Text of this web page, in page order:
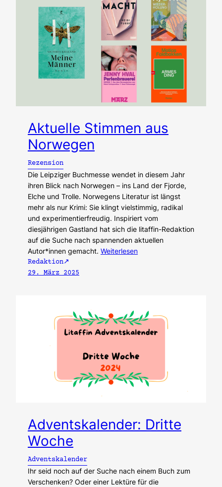
Aktuelle Stimmen aus
Norwegen
Rezension
Die Leipziger Buchmesse wendet in diesem Jahr
ihren Blick nach Norwegen – ins Land der Fjorde,
Elche und Trolle. Norwegens Literatur ist längst
mehr als nur Krimi: Sie klingt vielstimmig, radikal
und experimentierfreudig. Inspiriert vom
diesjährigen Gastland hat sich die litaffin-Redaktion
auf die Suche nach spannenden aktuellen
Autor*innen gemacht. Weiterlesen
Redaktion
29. März 2025
Adventskalender: Dritte
Woche
Adventskalender
Ihr seid noch auf der Suche nach einem Buch zum
Verschenken? Oder einer Lektüre für die